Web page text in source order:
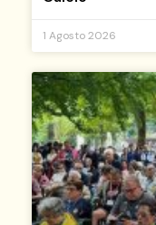
1 Agosto 2026